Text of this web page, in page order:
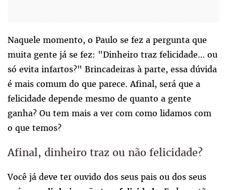
Naquele momento, o Paulo se fez a pergunta que
muita gente já se fez: "Dinheiro traz felicidade… ou
só evita infartos?" Brincadeiras à parte, essa dúvida
é mais comum do que parece. Afinal, será que a
felicidade depende mesmo de quanto a gente
ganha? Ou tem mais a ver com como lidamos com
o que temos?
Afinal, dinheiro traz ou não felicidade?
Você já deve ter ouvido dos seus pais ou dos seus